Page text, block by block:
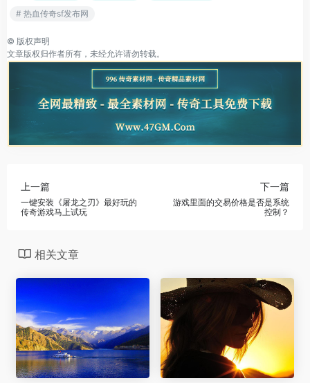
# 热血传奇sf发布网
© 版权声明
文章版权归作者所有，未经允许请勿转载。
上一篇
一键安装《屠龙之刃》最好玩的
传奇游戏马上试玩
下一篇
游戏里面的交易价格是否是系统
控制？
相关文章